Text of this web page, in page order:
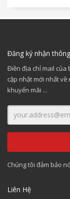
Đăng ký nhận
Điền địa chỉ mail của
cập nhật mới nhất
khuyến mãi ...
Chúng tôi đảm bảo
Liên Hệ